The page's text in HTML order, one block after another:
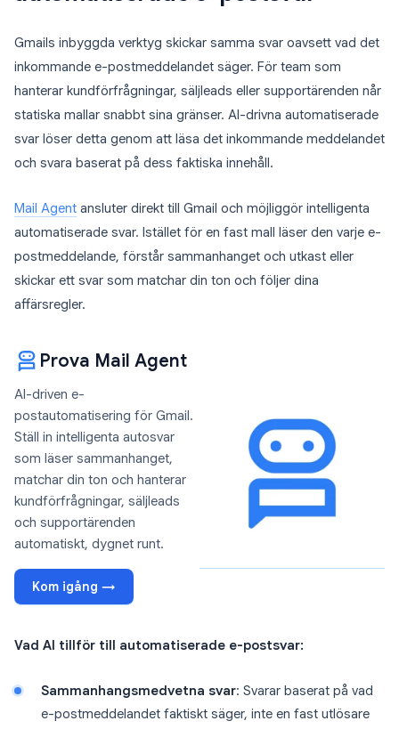
Gmails inbyggda verktyg skickar samma svar oavsett vad det
inkommande e-postmeddelandet säger. För team som
hanterar kundförfrågningar, säljleads eller supportärenden når
statiska mallar snabbt sina gränser. AI-drivna automatiserade
svar löser detta genom att läsa det inkommande meddelandet
och svara baserat på dess faktiska innehåll.
Mail Agent ansluter direkt till Gmail och möjliggör intelligenta
automatiserade svar. Istället för en fast mall läser den varje e-
postmeddelande, förstår sammanhanget och utkast eller
skickar ett svar som matchar din ton och följer dina
affärsregler.
Prova Mail Agent
AI-driven e-
postautomatisering för Gmail.
Ställ in intelligenta autosvar
som läser sammanhanget,
matchar din ton och hanterar
kundförfrågningar, säljleads
och supportärenden
automatiskt, dygnet runt.
Kom igång →
Vad AI tillför till automatiserade e-postsvar:
Sammanhangsmedvetna svar: Svarar baserat på vad
e-postmeddelandet faktiskt säger, inte en fast utlösare